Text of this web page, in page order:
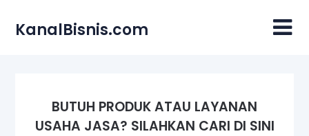
content
KanalBisnis.com
BUTUH PRODUK ATAU LAYANAN
USAHA JASA? SILAHKAN CARI DI SINI